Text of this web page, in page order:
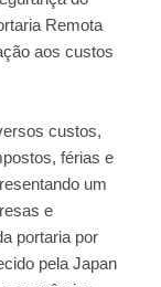
Remota
aos custos
custos,
férias e
um
e
portaria por
pela Japan